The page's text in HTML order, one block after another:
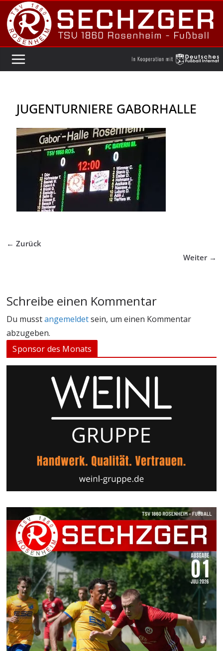
Zum
Inhalt
springen
JUGENTURNIERE GABORHALLE
← Zurück
Weiter →
Schreibe einen Kommentar
Du musstangemeldetsein, um einen Kommentar
abzugeben.
Sponsor des Monats